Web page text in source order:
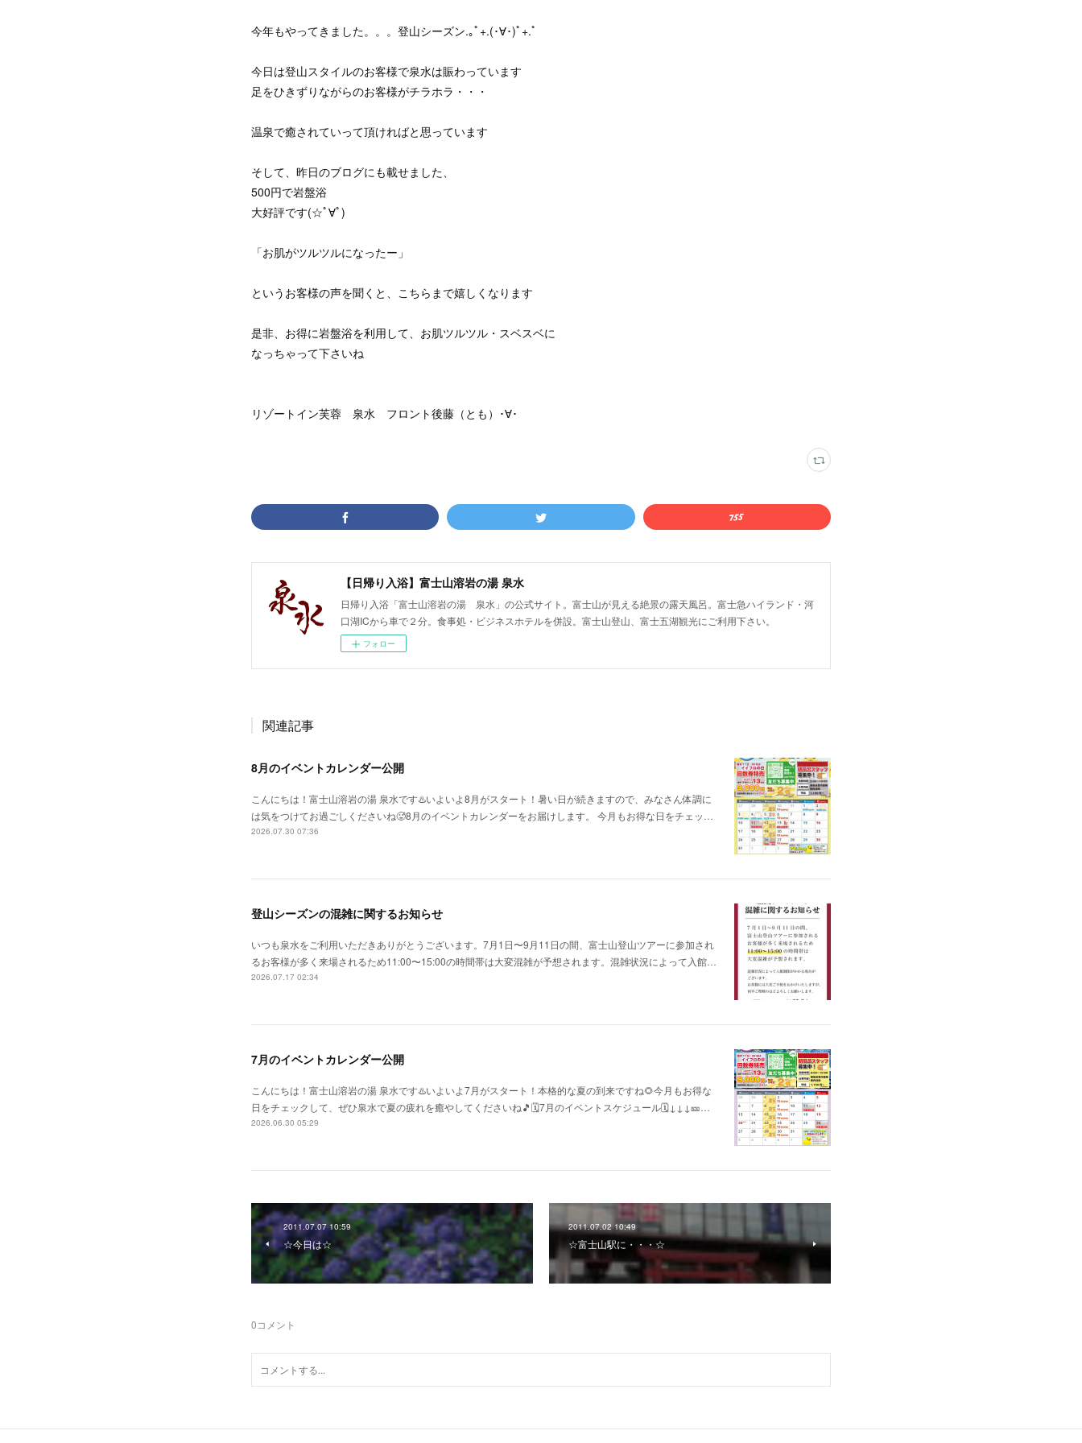
今年もやってきました。。。登山シーズン.｡ﾟ+.(･∀･)ﾟ+.ﾟ
今日は登山スタイルのお客様で泉水は賑わっています
足をひきずりながらのお客様がチラホラ・・・
温泉で癒されていって頂ければと思っています
そして、昨日のブログにも載せました、
500円で岩盤浴
大好評です(☆ﾟ∀ﾟ)
「お肌がツルツルになったー」
というお客様の声を聞くと、こちらまで嬉しくなります
是非、お得に岩盤浴を利用して、お肌ツルツル・スベスベに
なっちゃって下さいね
リゾートイン芙蓉 泉水 フロント後藤（とも）･∀･
【日帰り入浴】富士山溶岩の湯 泉水
日帰り入浴「富士山溶岩の湯 泉水」の公式サイト。富士山が見える絶景の露天風呂。富士急ハイランド・河
口湖ICから車で２分。食事処・ビジネスホテルを併設。富士山登山、富士五湖観光にご利用下さい。
フォロー
関連記事
8月のイベントカレンダー公開
こんにちは！富士山溶岩の湯 泉水です♨️いよいよ8月がスタート！暑い日が続きますので、みなさん体調に
は気をつけてお過ごしくださいね🥵8月のイベントカレンダーをお届けします。 今月もお得な日をチェッ…
2026.07.30 07:36
登山シーズンの混雑に関するお知らせ
いつも泉水をご利用いただきありがとうございます。7月1日〜9月11日の間、富士山登山ツアーに参加され
るお客様が多く来場されるため11:00〜15:00の時間帯は大変混雑が予想されます。混雑状況によって入館…
2026.07.17 02:34
7月のイベントカレンダー公開
こんにちは！富士山溶岩の湯 泉水です♨️いよいよ7月がスタート！本格的な夏の到来ですね🌻今月もお得な
日をチェックして、ぜひ泉水で夏の疲れを癒やしてくださいね🎵🗓️7月のイベントスケジュール🗓️↓↓↓🎫…
2026.06.30 05:29
2011.07.07 10:59
☆今日は☆
2011.07.02 10:49
☆富士山駅に・・・☆
0コメント